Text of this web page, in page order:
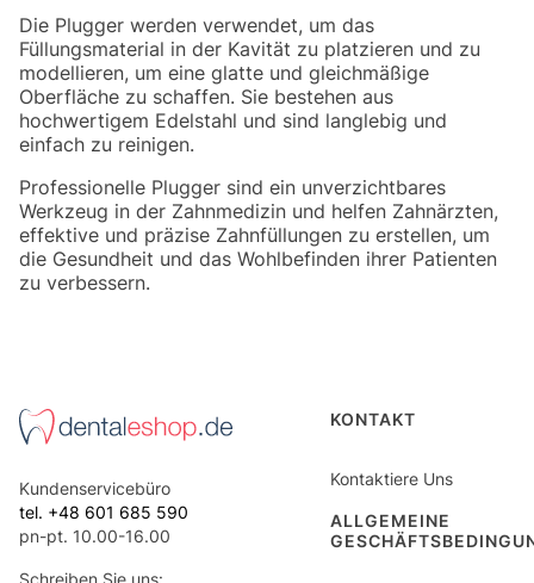
Die Plugger werden verwendet, um das
Füllungsmaterial in der Kavität zu platzieren und zu
modellieren, um eine glatte und gleichmäßige
Oberfläche zu schaffen. Sie bestehen aus
hochwertigem Edelstahl und sind langlebig und
einfach zu reinigen.
Professionelle Plugger sind ein unverzichtbares
Werkzeug in der Zahnmedizin und helfen Zahnärzten,
effektive und präzise Zahnfüllungen zu erstellen, um
die Gesundheit und das Wohlbefinden ihrer Patienten
zu verbessern.
Kundenservicebüro
tel. +48 601 685 590
pn-pt. 10.00-16.00
Schreiben Sie uns:
Fußzeilenmenü
KONTAKT
Kontaktiere Uns
ALLGEMEINE